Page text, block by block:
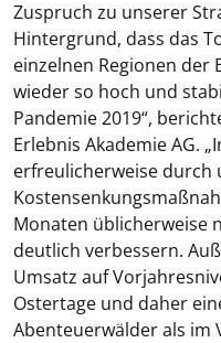
Zuspruch zu unserer
Hintergrund, dass das
einzelnen Regionen der
wieder so hoch und
Pandemie 2019“,
Erlebnis Akademie AG.
erfreulicherweise durch
Monaten üblicherweise
deutlich verbessern.
Umsatz auf
Ostertage und daher
Abenteuerwälder als im